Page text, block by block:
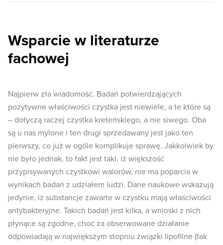
Wsparcie w literaturze
fachowej
Najpierw zła wiadomość. Badań potwierdzających
pozytywne właściwości czystka jest niewiele, a te które są
– dotyczą raczej czystka kreteńskiego, a nie siwego. Oba
są u nas mylone i ten drugi sprzedawany jest jako ten
pierwszy, co już w ogóle komplikuje sprawę. Jakkolwiek by
nie było jednak, to fakt jest taki, iż większość
przypisywanych czystkowi walorów, nie ma poparcia w
wynikach badań z udziałem ludzi. Dane naukowe wskazują
jedynie, iż substancje zawarte w czystku mają właściwości
antybakteryjne. Takich badań jest kilka, a wnioski z nich
płynące są zgodne, choć za obserwowane działanie
odpowiadają w największym stopniu związki lipofilne (tak